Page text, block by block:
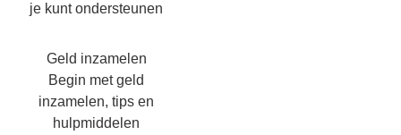
je kunt ondersteunen
Geld inzamelen
Begin met geld
inzamelen, tips en
hulpmiddelen